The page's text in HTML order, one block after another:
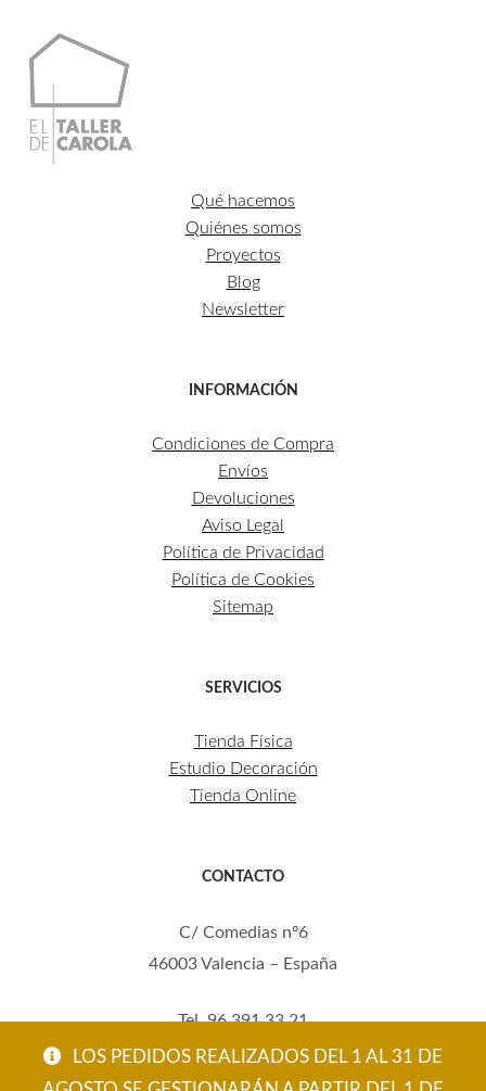
LOS PEDIDOS REALIZADOS DEL 1 AL 31 DE
Qué hacemos
Quiénes somos
Proyectos
Blog
Newsletter
INFORMACIÓN
Condiciones de Compra
Envíos
Devoluciones
Aviso Legal
Política de Privacidad
Política de Cookies
Sitemap
SERVICIOS
Tienda Física
Estudio Decoración
Tienda Online
CONTACTO
C/ Comedias nº6
46003 Valencia – España
Tel. 96 391 33 21
Mov. 620 123 461
carola@eltallerdecarola.com